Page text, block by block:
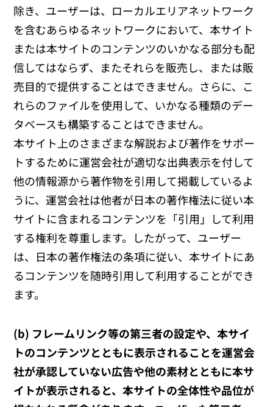
除き、ユーザーは、ローカルエリアネットワーク
を含むあらゆるネットワークにおいて、本サイト
または本サイトのコンテンツのいかなる部分も配
信してはならず、またそれらを販売し、または販
売目的で提供することはできません。さらに、こ
れらのファイルを使用して、いかなる種類のデー
タベースも構築することはできません。
本サイト上のさまざまな解説および著作をサポー
トするために運営会社が適切な出典表示を付して
他の情報源から著作物を引用して掲載しているよ
うに、運営会社は他者が日本の著作権法に従い本
サイトに含まれるコンテンツを「引用」して利用
する権利を尊重します。したがって、ユーザー
は、日本の著作権法の条項に従い、本サイトにあ
るコンテンツを随時引用して利用することができ
ます。
(b) フレームリンク等の第三者の設定や、本サイ
トのコンテンツとともに表示されることを運営会
社が承認していない広告や他の素材とともに本サ
イトが表示されると、本サイトの全体性や品位が